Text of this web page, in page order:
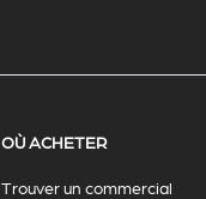
OÙ ACHETER
Trouver un commercial